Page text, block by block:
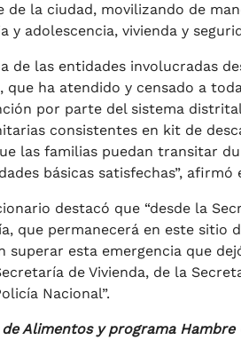
de la ciudad, movilizando de
y adolescencia, vivienda y
de las entidades involucradas
que ha atendido y censado a
por parte del sistema
consistentes en kit de
las familias puedan transitar
básicas satisfechas”,
destacó que “desde la
que permanecerá en este sitio
superar esta emergencia que
de Vivienda, de la
Nacional”.
de Alimentos y programa